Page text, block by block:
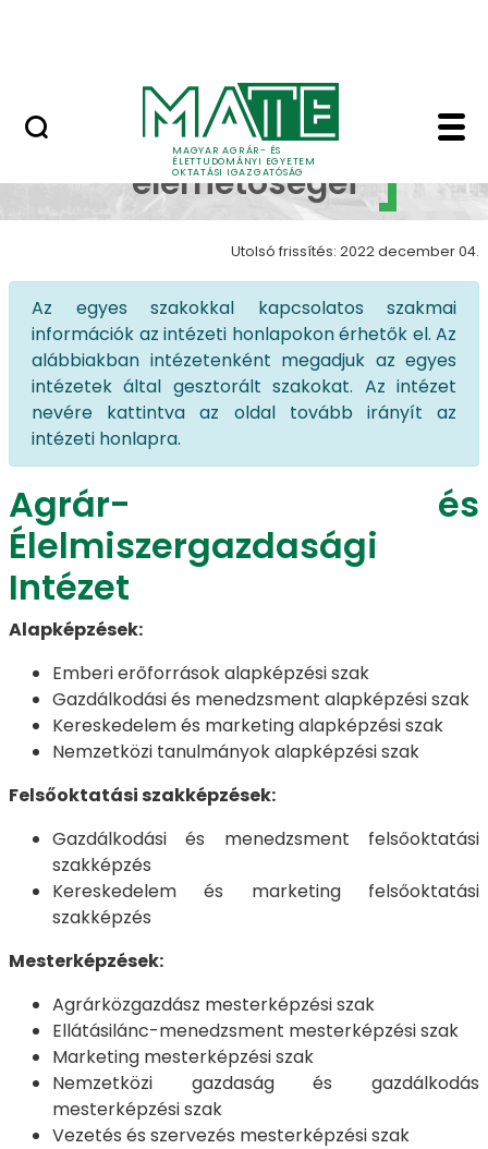
MAGYAR AGRÁR- ÉS
ÉLETTUDOMÁNYI EGYETEM
OKTATÁSI IGAZGATÓSÁG
Szakok Szakok
elérhetőségei
Utolsó frissítés: 2022 december 04.
Az egyes szakokkal kapcsolatos szakmai
információk az intézeti honlapokon érhetők el. Az
alábbiakban intézetenként megadjuk az egyes
intézetek által gesztorált szakokat. Az intézet
nevére kattintva az oldal tovább irányít az
intézeti honlapra.
Agrár- és
Élelmiszergazdasági
Intézet
Alapképzések:
Emberi erőforrások alapképzési szak
Gazdálkodási és menedzsment alapképzési szak
Kereskedelem és marketing alapképzési szak
Nemzetközi tanulmányok alapképzési szak
Felsőoktatási szakképzések:
Gazdálkodási és menedzsment felsőoktatási
szakképzés
Kereskedelem és marketing felsőoktatási
szakképzés
Mesterképzések:
Agrárközgazdász mesterképzési szak
Ellátásilánc-menedzsment mesterképzési szak
Marketing mesterképzési szak
Nemzetközi gazdaság és gazdálkodás
mesterképzési szak
Vezetés és szervezés mesterképzési szak